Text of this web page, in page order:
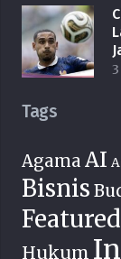
Tags
Agama AI
Bisnis
Featured
Hukum